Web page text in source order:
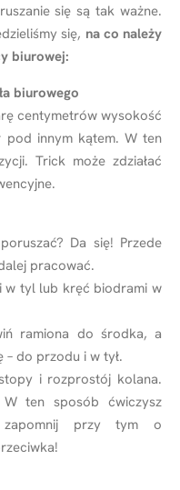
się są tak ważne.
się, na co należy
biurowej:
biurowego
centymetrów wysokość
pod innym kątem. W ten
Trick może zdziałać
Da się! Przede
pracować.
w tyl lub kręć biodrami w
ramiona do środka, a
do przodu i w tył.
i rozprostój kolana.
ten sposób ćwiczysz
przy tym o